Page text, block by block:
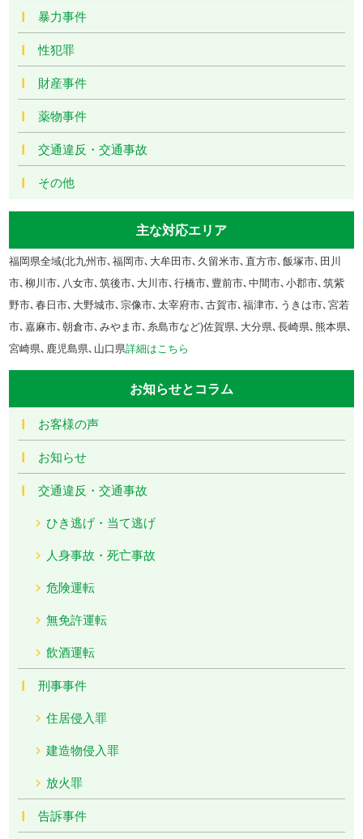
暴力事件
性犯罪
財産事件
薬物事件
交通違反・交通事故
その他
主な対応エリア
福岡県全域(北九州市､福岡市､大牟田市､久留米市､直方市､飯塚市､田川
市､柳川市､八女市､筑後市､大川市､行橋市､豊前市､中間市､小郡市､筑紫
野市､春日市､大野城市､宗像市､太宰府市､古賀市､福津市､うきは市､宮若
市､嘉麻市､朝倉市､みやま市､糸島市など)佐賀県､大分県､長崎県､熊本県､
宮崎県､鹿児島県､山口県詳細はこちら
お知らせとコラム
お客様の声
お知らせ
交通違反・交通事故
ひき逃げ・当て逃げ
人身事故・死亡事故
危険運転
無免許運転
飲酒運転
刑事事件
住居侵入罪
建造物侵入罪
放火罪
告訴事件